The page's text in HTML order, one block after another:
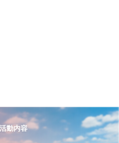
活動内容